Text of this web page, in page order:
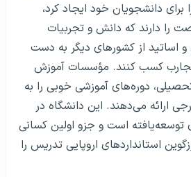
برای دانشجویان خود ایجاد کرد،
را دارند که دانش و تجربیات
و اساتید از کشورهای دیگر به دست
تجارب کسب کنند. مؤسسات آموزش
دوره‌های آموزشی خوبی را به
ارائه می‌دهند. این دانشگاه در
است و جزو اولین کسانی
استانداردهای اروپایی تدریس را